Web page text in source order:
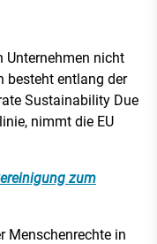
Unternehmen nicht
besteht entlang der
Sustainability Due
nimmt die EU
zum
Menschenrechte in